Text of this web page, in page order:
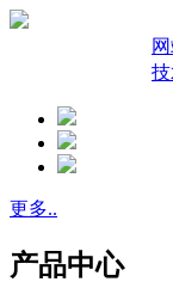
更多..
产品中心